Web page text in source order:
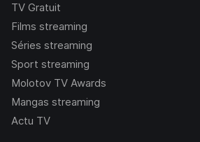
TV Gratuit
Films streaming
Séries streaming
Sport streaming
Molotov TV Awards
Mangas streaming
Actu TV